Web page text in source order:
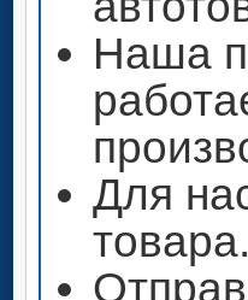
Наша
Для
товара.